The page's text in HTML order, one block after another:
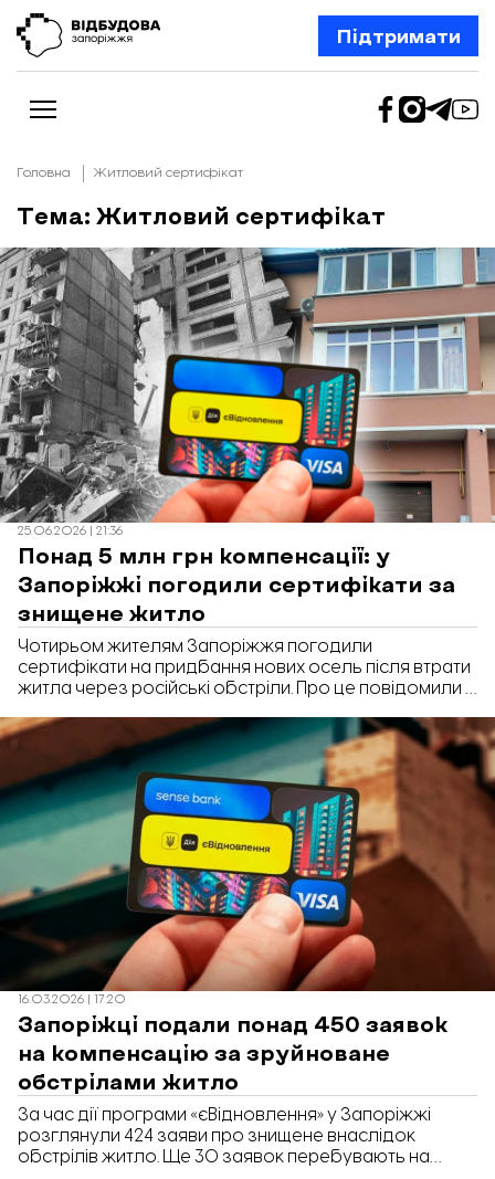
Підтримати
Новини
Відбудова Запоріжжя
Ексклюзив
Бізнес
Шлях додому
Відбудова. Життя
Колонки
Про нас
Редакційна політика
Головна Житловий сертифікат
Тема: Житловий сертифікат
25.06.2026 | 21:36
Понад 5 млн грн компенсації: у
Запоріжжі погодили сертифікати за
знищене житло
Чотирьом жителям Запоріжжя погодили
сертифікати на придбання нових осель після втрати
житла через російські обстріли. Про це повідомили у
16.03.2026 | 17:20
Запоріжці подали понад 450 заявок
на компенсацію за зруйноване
обстрілами житло
За час дії програми «єВідновлення» у Запоріжжі
розглянули 424 заяви про знищене внаслідок
обстрілів житло. Ще 30 заявок перебувають на